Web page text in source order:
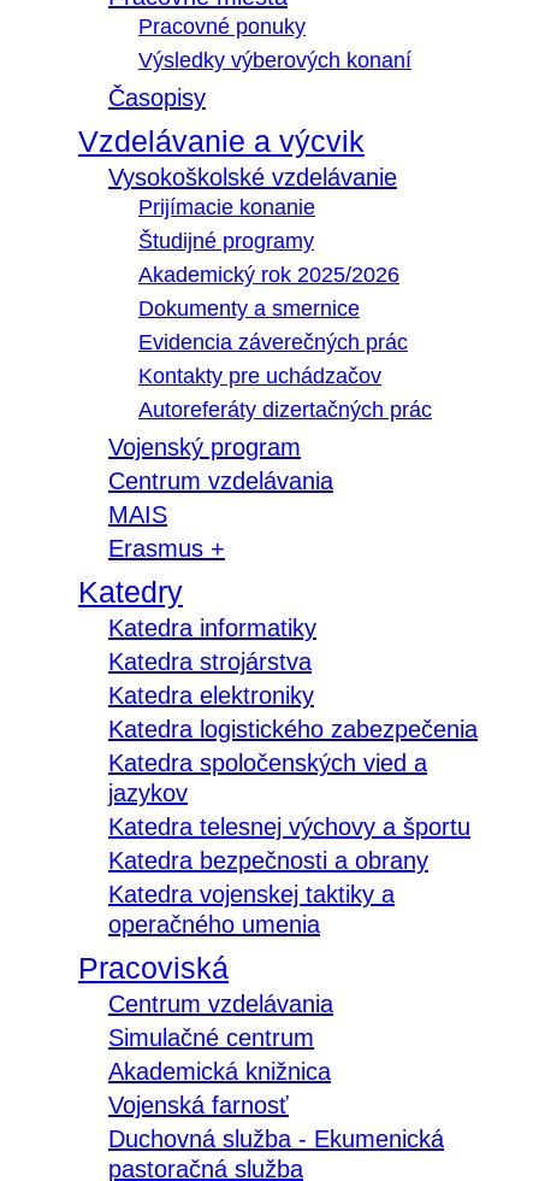
Pracovné ponuky
Výsledky výberových konaní
Časopisy
Vzdelávanie a výcvik
Vysokoškolské vzdelávanie
Prijímacie konanie
Študijné programy
Akademický rok 2025/2026
Dokumenty a smernice
Evidencia záverečných prác
Kontakty pre uchádzačov
Autoreferáty dizertačných prác
Vojenský program
Centrum vzdelávania
MAIS
Erasmus +
Katedry
Katedra informatiky
Katedra strojárstva
Katedra elektroniky
Katedra logistického zabezpečenia
Katedra spoločenských vied a
jazykov
Katedra telesnej výchovy a športu
Katedra bezpečnosti a obrany
Katedra vojenskej taktiky a
operačného umenia
Pracoviská
Centrum vzdelávania
Simulačné centrum
Akademická knižnica
Vojenská farnosť
Duchovná služba - Ekumenická
pastoračná služba